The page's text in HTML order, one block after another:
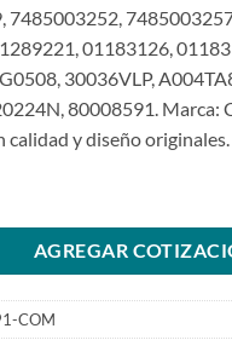
7485003252,
01183126,
30036VLP,
80008591. Marca:
calidad y diseño originales.
AGREGAR
COM